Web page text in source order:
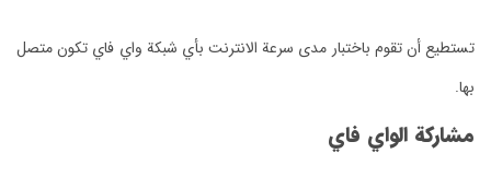
تستطيع أن تقوم باختبار مدى سرعة الانترنت بأي شبكة واي فاي تكون متصل
بها.
مشاركة الواي فاي